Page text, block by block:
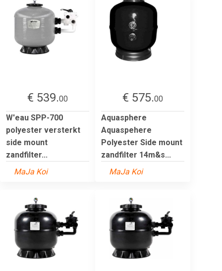
€ 539.00
W'eau SPP-700
polyester versterkt
side mount
zandfilter...
MaJa Koi
€ 575.00
Aquasphere
Aquaspehere
Polyester Side mount
zandfilter 14m&s...
MaJa Koi